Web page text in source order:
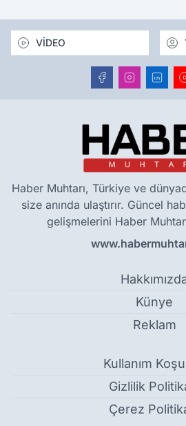
VİDEO
Haber Muhtarı, Türkiye ve
size anında ulaştırır. Güncel
gelişmelerini Haber
Künye
Reklam
Kullanım
Gizlilik
Çerez